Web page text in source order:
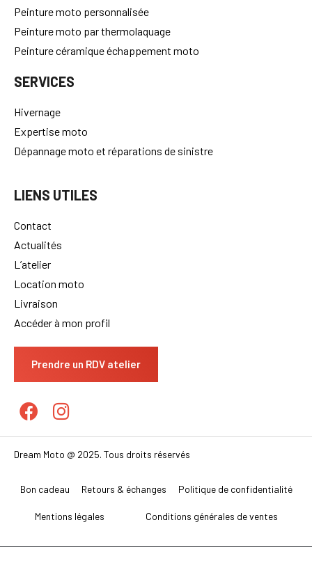
Peinture moto personnalisée
Peinture moto par thermolaquage
Peinture céramique échappement moto
SERVICES
Hivernage
Expertise moto
Dépannage moto et réparations de sinistre
LIENS UTILES
Contact
Actualités
L’atelier
Location moto
Livraison
Accéder à mon profil
Prendre un RDV atelier
Dream Moto @ 2025. Tous droits réservés
Bon cadeau Retours & échanges Politique de confidentialité
Mentions légales Conditions générales de ventes